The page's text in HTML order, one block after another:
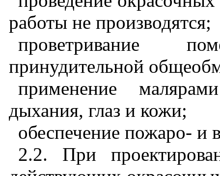
работы не производятся;
проветривание
принудительной
применение
дыхания, глаз и кожи;
обеспечение пожаро- и
2.2. При